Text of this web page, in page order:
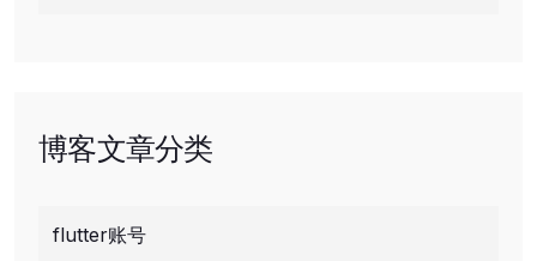
博客文章分类
flutter账号